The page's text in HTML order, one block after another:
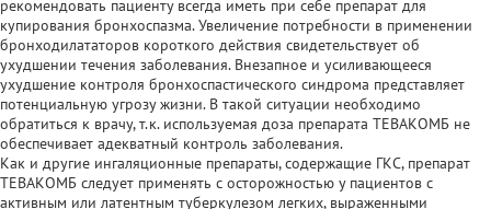
рекомендовать пациенту всегда иметь при себе препарат для
купирования бронхоспазма. Увеличение потребности в применении
бронходилататоров короткого действия свидетельствует об
ухудшении течения заболевания. Внезапное и усиливающееся
ухудшение контроля бронхоспастического синдрома представляет
потенциальную угрозу жизни. В такой ситуации необходимо
обратиться к врачу, т.к. используемая доза препарата ТЕВАКОМБ не
обеспечивает адекватный контроль заболевания.
Как и другие ингаляционные препараты, содержащие ГКС, препарат
ТЕВАКОМБ следует применять с осторожностью у пациентов с
активным или латентным туберкулезом легких, выраженными